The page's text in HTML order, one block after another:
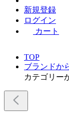
新規登録
ログイン
カート
TOP
ブランドか
カテゴリー